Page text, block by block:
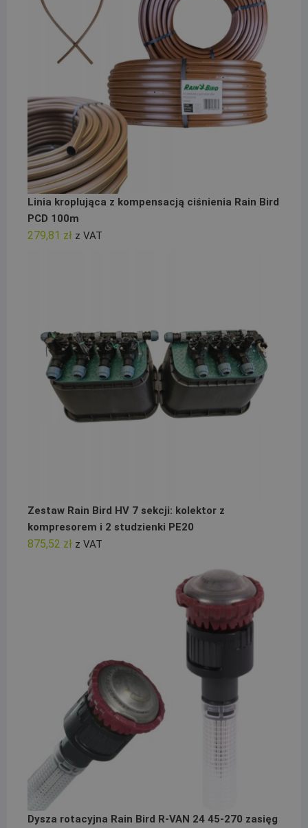
Linia kroplująca z kompensacją ciśnienia Rain Bird
PCD 100m
279,81 zł z VAT
Zestaw Rain Bird HV 7 sekcji: kolektor z
kompresorem i 2 studzienki PE20
875,52 zł z VAT
Dysza rotacyjna Rain Bird R-VAN 24 45-270 zasięg